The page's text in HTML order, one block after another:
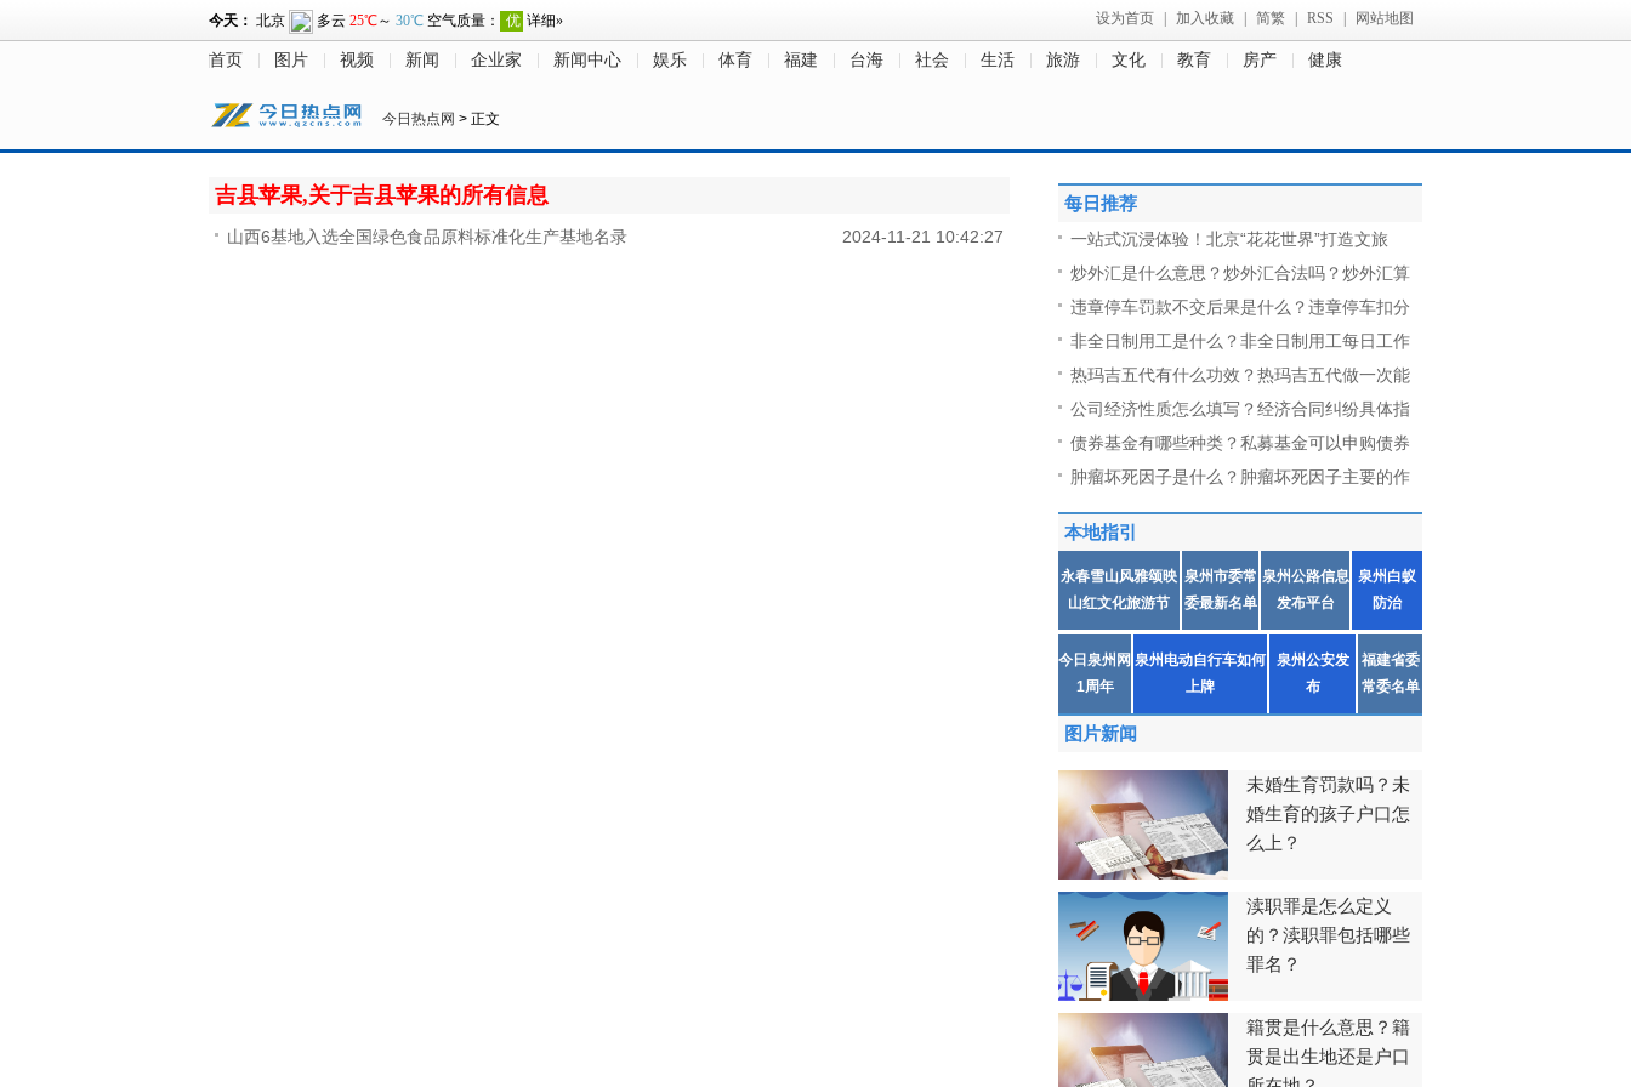
设为首页 加入收藏 简繁 RSS 网站地图
首页 图片 视频 新闻 企业家 新闻中心 娱乐 体育 福建 台海 社会 生活 旅游 文化 教育 房产 健康
今日热点网 > 正文
吉县苹果,关于吉县苹果的所有信息
2024-11-21 10:42:27
山西6基地入选全国绿色食品原料标准化生产基地名录
每日推荐
一站式沉浸体验！北京“花花世界”打造文旅
炒外汇是什么意思？炒外汇合法吗？炒外汇算
违章停车罚款不交后果是什么？违章停车扣分
非全日制用工是什么？非全日制用工每日工作
热玛吉五代有什么功效？热玛吉五代做一次能
公司经济性质怎么填写？经济合同纠纷具体指
债券基金有哪些种类？私募基金可以申购债券
肿瘤坏死因子是什么？肿瘤坏死因子主要的作
本地指引
永春雪山风雅颂映
山红文化旅游节
泉州市委常
委最新名单
泉州公路信息
发布平台
泉州白蚁
防治
今日泉州网
1周年
泉州电动自行车如何
上牌
泉州公安发
布
福建省委
常委名单
图片新闻
未婚生育罚款吗？未
婚生育的孩子户口怎
么上？
渎职罪是怎么定义
的？渎职罪包括哪些
罪名？
籍贯是什么意思？籍
贯是出生地还是户口